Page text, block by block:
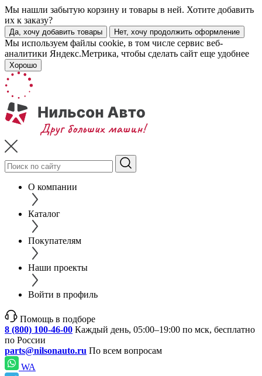
Мы нашли забытую корзину и товары в ней. Хотите добавить
их к заказу?
Да, хочу добавить товары Нет, хочу продолжить оформление
Мы используем файлы cookie, в том числе сервис веб-
аналитики Яндекс.Метрика, чтобы сделать сайт еще удобнее
Хорошо
О компании
Каталог
Покупателям
Наши проекты
Войти в профиль
Помощь в подборе
8 (800) 100-46-00 Каждый день, 05:00–19:00 по мск, бесплатно
по России
parts@nilsonauto.ru По всем вопросам
WA